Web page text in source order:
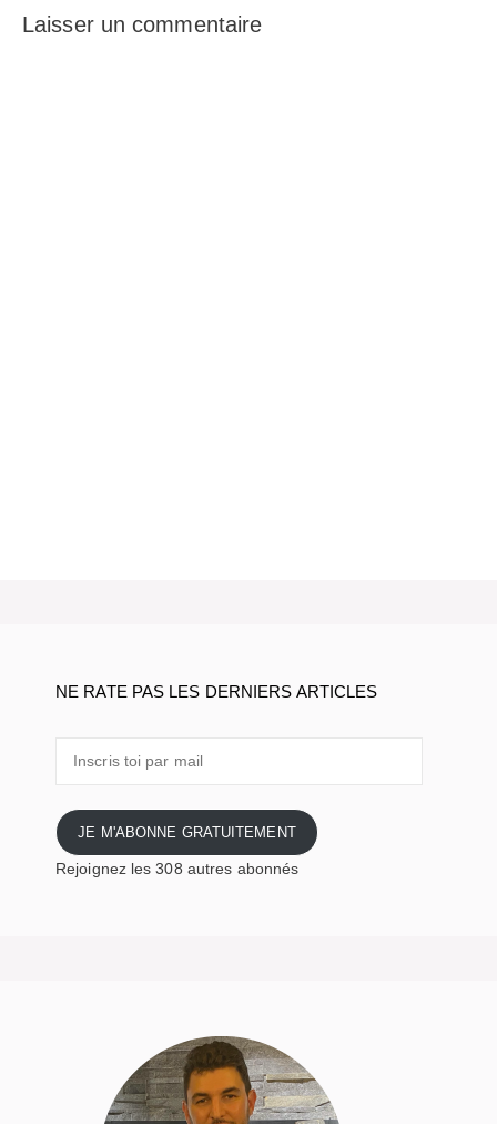
Laisser un commentaire
NE RATE PAS LES DERNIERS ARTICLES
mail
JE M'ABONNE GRATUITEMENT
Rejoignez les 308 autres abonnés